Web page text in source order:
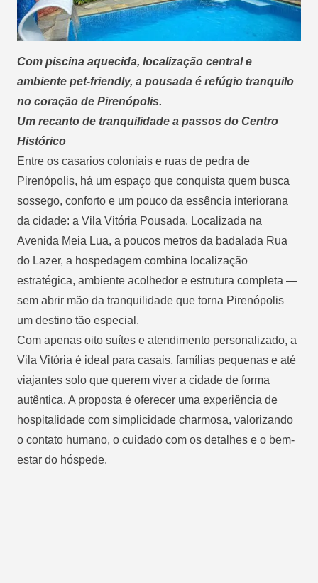
Com piscina aquecida, localização central e
ambiente pet-friendly, a pousada é refúgio tranquilo
no coração de Pirenópolis.
Um recanto de tranquilidade a passos do Centro
Histórico
Entre os casarios coloniais e ruas de pedra de
Pirenópolis, há um espaço que conquista quem busca
sossego, conforto e um pouco da essência interiorana
da cidade: a Vila Vitória Pousada. Localizada na
Avenida Meia Lua, a poucos metros da badalada Rua
do Lazer, a hospedagem combina localização
estratégica, ambiente acolhedor e estrutura completa —
sem abrir mão da tranquilidade que torna Pirenópolis
um destino tão especial.
Com apenas oito suítes e atendimento personalizado, a
Vila Vitória é ideal para casais, famílias pequenas e até
viajantes solo que querem viver a cidade de forma
autêntica. A proposta é oferecer uma experiência de
hospitalidade com simplicidade charmosa, valorizando
o contato humano, o cuidado com os detalhes e o bem-
estar do hóspede.